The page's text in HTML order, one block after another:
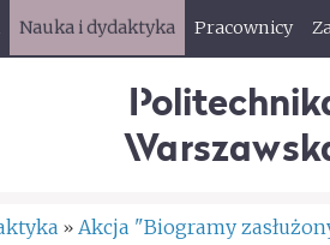
Nauka i dydaktyka Pracownicy
» Akcja "Biogramy